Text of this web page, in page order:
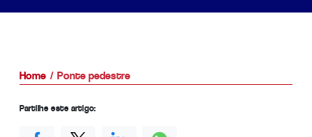
Home Ponte pedestre
Partilhe este artigo: